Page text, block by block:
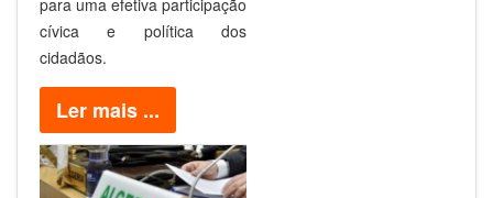
cívica e política dos
cidadãos.
Ler mais ...